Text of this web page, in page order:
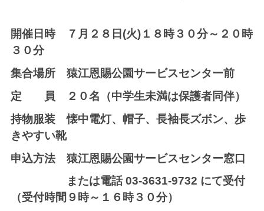
開催日時 ７月２８日(火)１８時３０分～２０時
３０分
集合場所 猿江恩賜公園サービスセンター前
定 員 ２０名（中学生未満は保護者同伴）
持物服装 懐中電灯、帽子、長袖長ズボン、歩
きやすい靴
申込方法 猿江恩賜公園サービスセンター窓口
または電話 03-3631-9732 にて受付
（受付時間９時～１６時３０分）